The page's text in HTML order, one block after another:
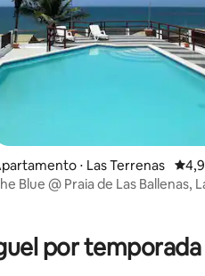
⋅ Las Terrenas 4,94
Blue @ Praia de Las Ballenas,
por